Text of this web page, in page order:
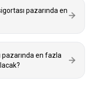
pazarında en
pazarında en fazla